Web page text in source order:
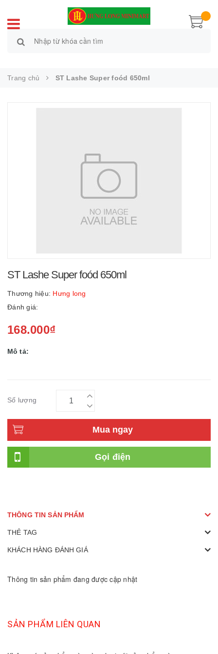
Trang chủ ST Lashe Super foód 650ml
ST Lashe Super foód 650ml
Thương hiệu: Hưng long
Đánh giá:
168.000₫
Mô tả:
Số lượng
Mua ngay
Gọi điện
THÔNG TIN SẢN PHẨM
THẺ TAG
KHÁCH HÀNG ĐÁNH GIÁ
Thông tin sản phẩm đang được cập nhật
SẢN PHẨM LIÊN QUAN